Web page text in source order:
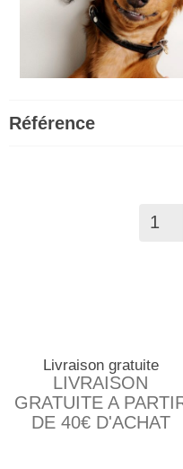
Référence
Livraison gratuite
LIVRAISON
GRATUITE A
DE 40€ D'ACHAT